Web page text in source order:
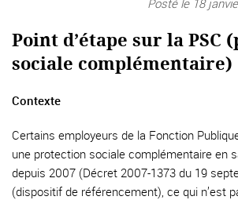
Posté le 18
Point d’étape sur la PSC
sociale complémentaire)
Contexte
Certains employeurs de la Fonction
une protection sociale complémentaire en
depuis 2007 (Décret 2007-1373 du 19
(dispositif de référencement), ce qui n’est